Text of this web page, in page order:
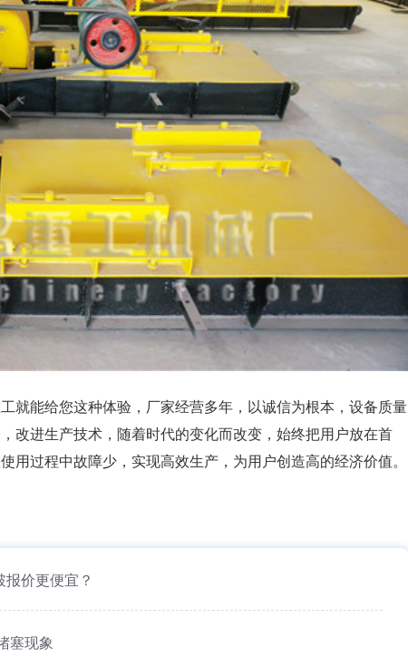
就能给您这种体验，厂家经营多年，以诚信为根本，设备质量
改进生产技术，随着时代的变化而改变，始终把用户放在首
用过程中故障少，实现高效生产，为用户创造高的经济价值。
价更便宜？
塞现象